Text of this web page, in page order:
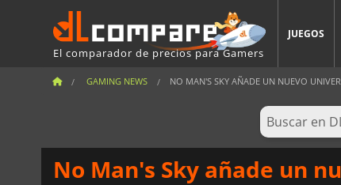
El comparador de precios para Gamers
JUEGOS
GAMING NEWS NO MAN'S SKY AÑADE UN NUEVO
No Man's Sky añade un